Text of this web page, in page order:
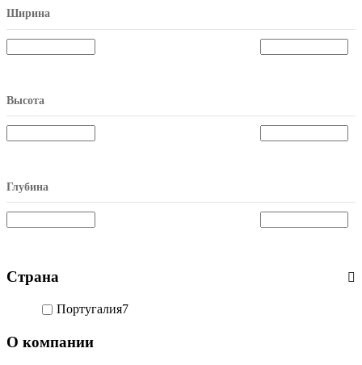
Ширина
Высота
Глубина
Страна
Португалия7
О компании